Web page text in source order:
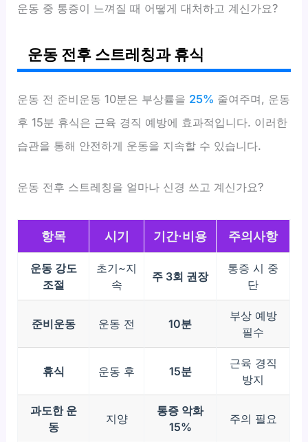
운동 중 통증이 느껴질 때 어떻게 대처하고 계신가요?
운동 전후 스트레칭과 휴식
운동 전 준비운동 10분은 부상률을 25% 줄여주며, 운동
후 15분 휴식은 근육 경직 예방에 효과적입니다. 이러한
습관을 통해 안전하게 운동을 지속할 수 있습니다.
운동 전후 스트레칭을 얼마나 신경 쓰고 계신가요?
항목 시기 기간·비용 주의사항
운동 강도
조절
초기~지
속
주 3회 권장
통증 시 중
단
준비운동 운동 전 10분
부상 예방
필수
휴식 운동 후 15분
근육 경직
방지
과도한 운
동
지양
통증 악화
15%
주의 필요